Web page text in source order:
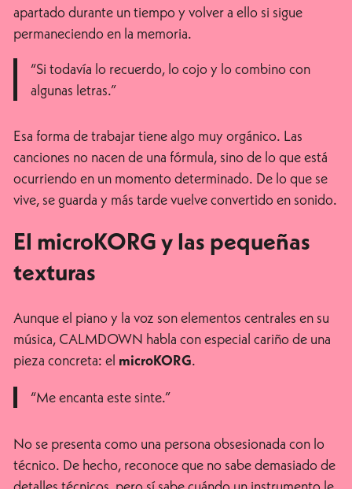
apartado durante un tiempo y volver a ello si sigue
permaneciendo en la memoria.
“Si todavía lo recuerdo, lo cojo y lo combino con
algunas letras.”
Esa forma de trabajar tiene algo muy orgánico. Las
canciones no nacen de una fórmula, sino de lo que está
ocurriendo en un momento determinado. De lo que se
vive, se guarda y más tarde vuelve convertido en sonido.
El microKORG y las pequeñas
texturas
Aunque el piano y la voz son elementos centrales en su
música, CALMDOWN habla con especial cariño de una
pieza concreta: el microKORG.
“Me encanta este sinte.”
No se presenta como una persona obsesionada con lo
técnico. De hecho, reconoce que no sabe demasiado de